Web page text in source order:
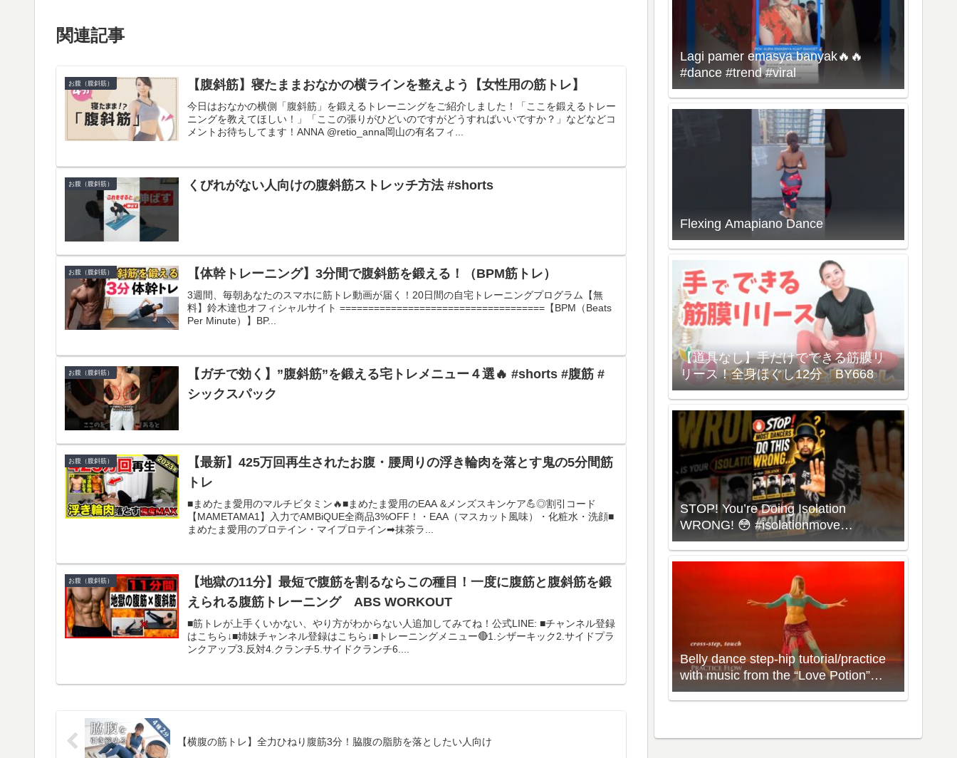
関連記事
お腹（腹斜筋） 【腹斜筋】寝たままおなかの横ラインを整えよう【女性用の筋トレ】
今日はおなかの横側「腹斜筋」を鍛えるトレーニングをご紹介しました！「ここを鍛えるトレー
ニングを教えてほしい！」「ここの張りがひどいのですがどうすればいいですか？」などなどコ
メントお待ちしてます！ANNA @retio_anna岡山の有名フィ...
お腹（腹斜筋） くびれがない人向けの腹斜筋ストレッチ方法 #shorts
お腹（腹斜筋） 【体幹トレーニング】3分間で腹斜筋を鍛える！（BPM筋トレ）
3週間、毎朝あなたのスマホに筋トレ動画が届く！20日間の自宅トレーニングプログラム【無
料】鈴木達也オフィシャルサイト ====================================【BPM（Beats
Per Minute）】BP...
お腹（腹斜筋）
【ガチで効く】”腹斜筋”を鍛える宅トレメニュー４選🔥 #shorts #腹筋 #
シックスパック
お腹（腹斜筋）
【最新】425万回再生されたお腹・腰周りの浮き輪肉を落とす鬼の5分間筋
トレ
■まめたま愛用のマルチビタミン🔥■まめたま愛用のEAA &メンズスキンケア💪◎割引コード
【MAMETAMA1】入力でAMBiQUE全商品3%OFF！・EAA（マスカット風味）・化粧水・洗顔■
まめたま愛用のプロテイン・マイプロテイン➡︎抹茶ラ...
お腹（腹斜筋）
【地獄の11分】最短で腹筋を割るならこの種目！一度に腹筋と腹斜筋を鍛
えられる腹筋トレーニング ABS WORKOUT
■筋トレが上手くいかない、やり方がわからない人追加してみてね！公式LINE: ■チャンネル登録
はこちら↓■姉妹チャンネル登録はこちら↓■トレーニングメニュー🔴1.シザーキック2.サイドプラ
ンクアップ3.反対4.クランチ5.サイドクランチ6....
【横腹の筋トレ】全力ひねり腹筋3分！脇腹の脂肪を落としたい人向け
Lagi pamer emasya banyak🔥🔥
#dance #trend #viral
Flexing Amapiano Dance
【道具なし】手だけでできる筋膜リ
リース！全身ほぐし12分 BY668
STOP! You’re Doing Isolation
WRONG! 😳 #isolationmove
#animationdance #poppingdance
Belly dance step-hip tutorial/practice
with music from the “Love Potion”
Workout with Neon